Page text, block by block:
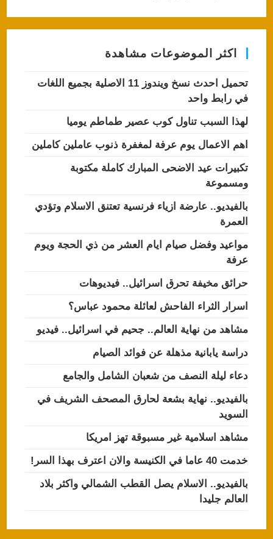
اكثر الموضوعات مشاهدة
تحميل احدث نسخ ويندوز 11 الاصلية بجميع اللغات
في رابط واحد
لهذا السبب تناول كوب عصير طماطم يوميا
اهم الاعمال يوم عرفة لمغفرة ذنوب عاملين كاملين
تكبيرات عيد الاضحى المبارك كاملة مكتوبة
ومسموعة
بالفيديو.. عارضة ازياء فرنسية تعتنق الاسلام وتؤدي
العمرة
مواعيد وفضل صيام ايام العشر من ذي الحجة ويوم
عرفة
حرائق مخيفة تحرق اسرائيل.. فيديوهات
اسرار الثراء الفاحش لعائلة محمود عباس؟
مشاهد من نهاية العالم.. جحيم في اسرائيل.. فيديو
دراسة يابانية مذهلة عن فوائد الصيام
دعاء ليلة النصف من شعبان الشامل والجامع
بالفيديو.. نهاية بشعة لحارق المصحف الشريف في
السويد
مشاهد اسلامية غير مسبوقة تهز امريكا
خدمت 40 عاما في الكنيسة والان اعترف بهذا السر!
بالفيديو.. الاسلام يصل القطب الشمالي واكثر بلاد
العالم جليدا